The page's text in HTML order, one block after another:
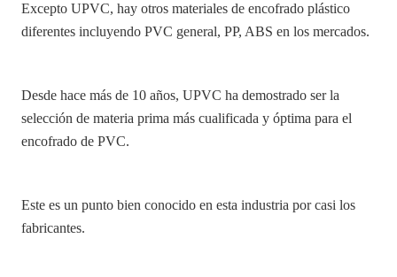
Excepto UPVC, hay otros materiales de encofrado plástico
diferentes incluyendo PVC general, PP, ABS en los mercados.
Desde hace más de 10 años, UPVC ha demostrado ser la
selección de materia prima más cualificada y óptima para el
encofrado de PVC.
Este es un punto bien conocido en esta industria por casi los
fabricantes.